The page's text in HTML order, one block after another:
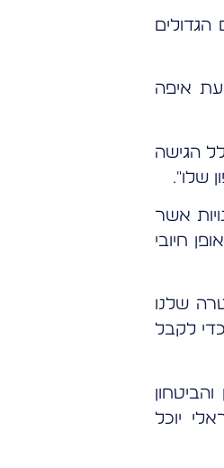
איפה
הגישה
שלו".
אשר
חיובי
שלנו
לקבל
יוכל